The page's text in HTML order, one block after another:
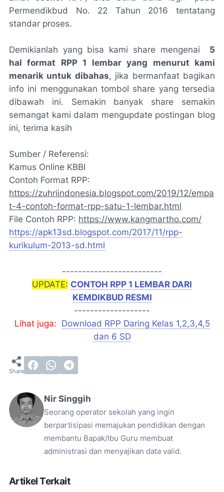
Permendikbud No. 22 Tahun 2016 tentatang
standar proses.
Demikianlah yang bisa kami share mengenai 5
hal format RPP 1 lembar yang menurut kami
menarik untuk dibahas, jika bermanfaat bagikan
info ini menggunakan tombol share yang tersedia
dibawah ini. Semakin banyak share semakin
semangat kami dalam mengupdate postingan blog
ini, terima kasih
Sumber / Referensi:
Kamus Online KBBI
Contoh Format RPP:
https://zuhriindonesia.blogspot.com/2019/12/empa
t-4-contoh-format-rpp-satu-1-lembar.html
File Contoh RPP: https://www.kangmartho.com/
https://apk13sd.blogspot.com/2017/11/rpp-
kurikulum-2013-sd.html
-------------------------
UPDATE: CONTOH RPP 1 LEMBAR DARI
KEMDIKBUD RESMI
-------------------
Lihat juga: Download RPP Daring Kelas 1,2,3,4,5
dan 6 SD
Nir Singgih
Seorang operator sekolah yang ingin
berpartisipasi memajukan pendidikan dengan
membantu Bapak/Ibu Guru membuat
administrasi dan menyajikan data valid.
Artikel Terkait